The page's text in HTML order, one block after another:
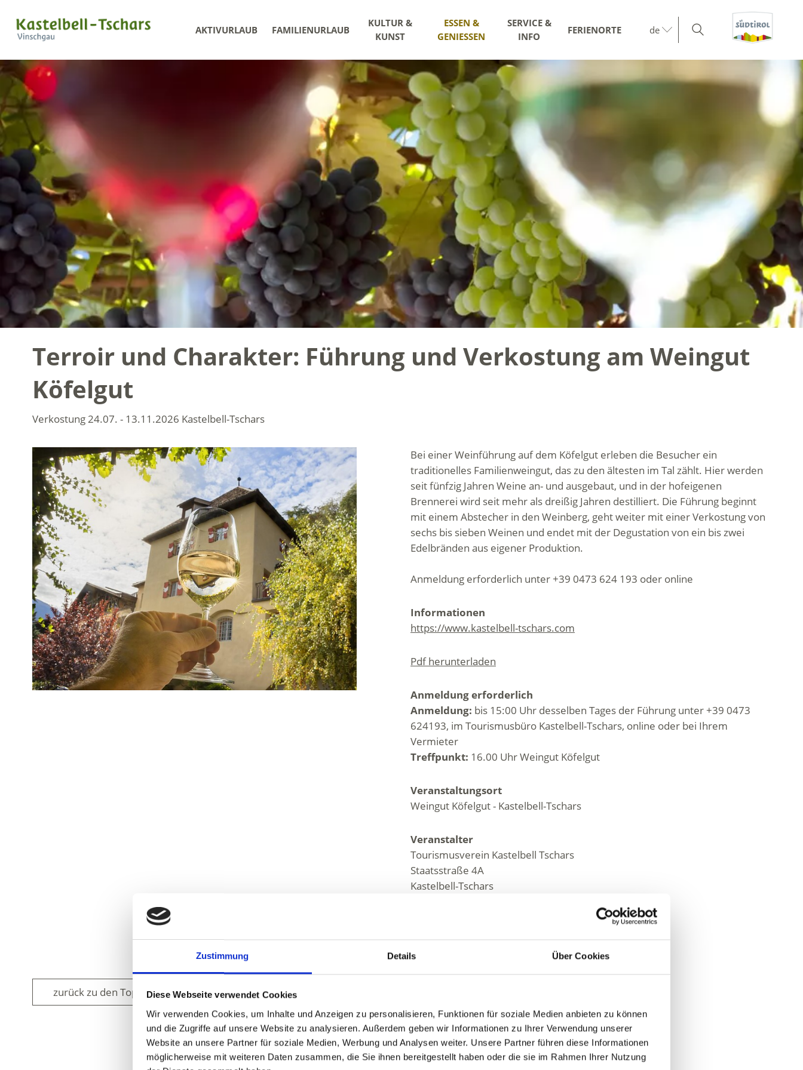
Zustimmung Details Über Cookies
Diese Webseite verwendet Cookies
Wir verwenden Cookies, um Inhalte und Anzeigen zu personalisieren, Funktionen für soziale Medien anbieten zu können
und die Zugriffe auf unsere Website zu analysieren. Außerdem geben wir Informationen zu Ihrer Verwendung unserer
Website an unsere Partner für soziale Medien, Werbung und Analysen weiter. Unsere Partner führen diese Informationen
möglicherweise mit weiteren Daten zusammen, die Sie ihnen bereitgestellt haben oder die sie im Rahmen Ihrer Nutzung
AKTIVURLAUB FAMILIENURLAUB
KULTUR &
KUNST
ESSEN &
GENIESSEN
SERVICE &
INFO
FERIENORTE de
Terroir und Charakter: Führung und Verkostung am Weingut
Köfelgut
Verkostung24.07. - 13.11.2026 Kastelbell-Tschars
Bei einer Weinführung auf dem Köfelgut erleben die Besucher ein
traditionelles Familienweingut, das zu den ältesten im Tal zählt. Hier werden
seit fünfzig Jahren Weine an- und ausgebaut, und in der hofeigenen
Brennerei wird seit mehr als dreißig Jahren destilliert. Die Führung beginnt
mit einem Abstecher in den Weinberg, geht weiter mit einer Verkostung von
sechs bis sieben Weinen und endet mit der Degustation von ein bis zwei
Edelbränden aus eigener Produktion.
Anmeldung erforderlich unter +39 0473 624 193 oder online
Informationen
https://www.kastelbell-tschars.com
Pdf herunterladen
Anmeldung erforderlich
Anmeldung: bis 15:00 Uhr desselben Tages der Führung unter +39 0473
624193, im Tourismusbüro Kastelbell-Tschars, online oder bei Ihrem
Vermieter
Treffpunkt: 16.00 Uhr Weingut Köfelgut
Veranstaltungsort
Weingut Köfelgut - Kastelbell-Tschars
Veranstalter
Tourismusverein Kastelbell Tschars
Staatsstraße 4A
Kastelbell-Tschars
zurück zu den Top Events
WAR DER INHALT FÜR SIE HILFREICH? Ja Nein